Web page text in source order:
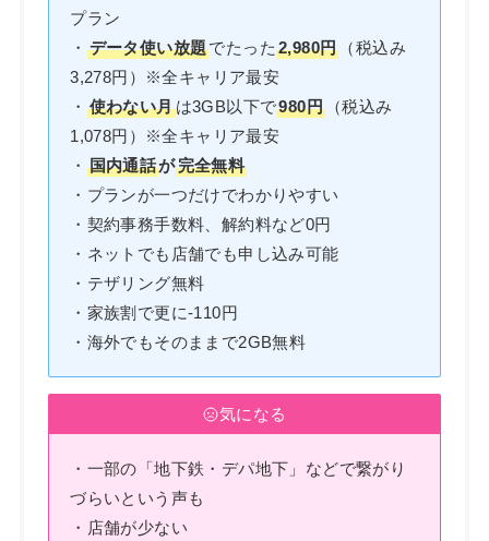
プラン
・ データ使い放題でたった2,980円
（税込み
3,278円）※全キャリア最安
・ 使わない月は3GB以下で980円
（税込み
1,078円）
※全キャリア最安
・ 国内通話が完全無料
・プランが一つだけでわかりやすい
・契約事務手数料、解約料など0円
・ネットでも店舗でも申し込み可能
・テザリング無料
・家族割で更に-110円
・海外でもそのままで2GB無料
気になる
・一部の「地下鉄・デパ地下」などで繋がり
づらいという声も
・店舗が少ない